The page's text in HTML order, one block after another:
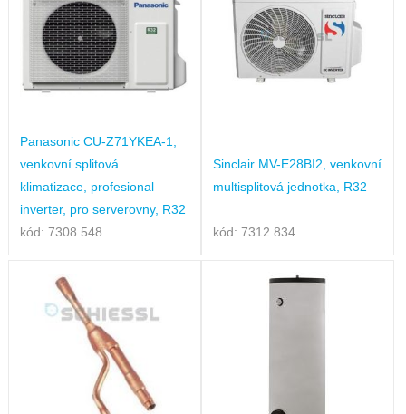
Panasonic CU-Z71YKEA-1,
venkovní splitová
klimatizace, profesional
inverter, pro serverovny, R32
kód: 7308.548
Sinclair MV-E28BI2, venkovní
multisplitová jednotka, R32
kód: 7312.834